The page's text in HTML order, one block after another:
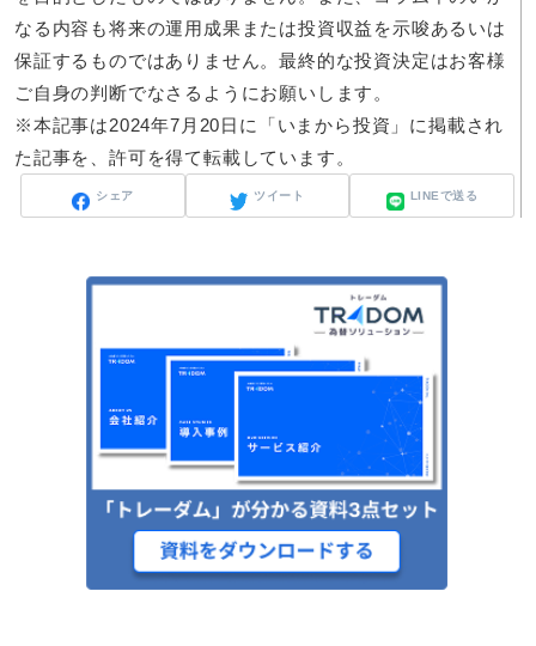
なる内容も将来の運用成果または投資収益を示唆あるいは
保証するものではありません。最終的な投資決定はお客様
ご自身の判断でなさるようにお願いします。
※本記事は2024年7月20日に「いまから投資」に掲載され
た記事を、許可を得て転載しています。
シェア ツイート LINEで送る